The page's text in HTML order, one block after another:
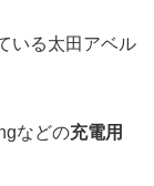
いる太田アベル
などの充電用